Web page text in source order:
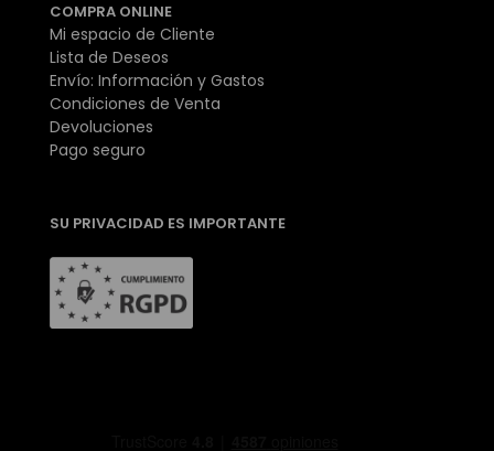
COMPRA ONLINE
Mi espacio de Cliente
Lista de Deseos
Envío: Información y Gastos
Condiciones de Venta
Devoluciones
Pago seguro
SU PRIVACIDAD ES IMPORTANTE